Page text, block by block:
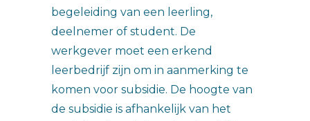
begeleiding van een leerling,
deelnemer of student. De
werkgever moet een erkend
leerbedrijf zijn om in aanmerking te
komen voor subsidie. De hoogte van
de subsidie is afhankelijk van het